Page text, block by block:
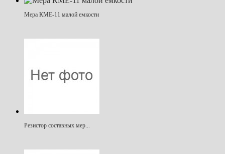
Мера КМЕ-11 малой емкости
Резистор составных мер...